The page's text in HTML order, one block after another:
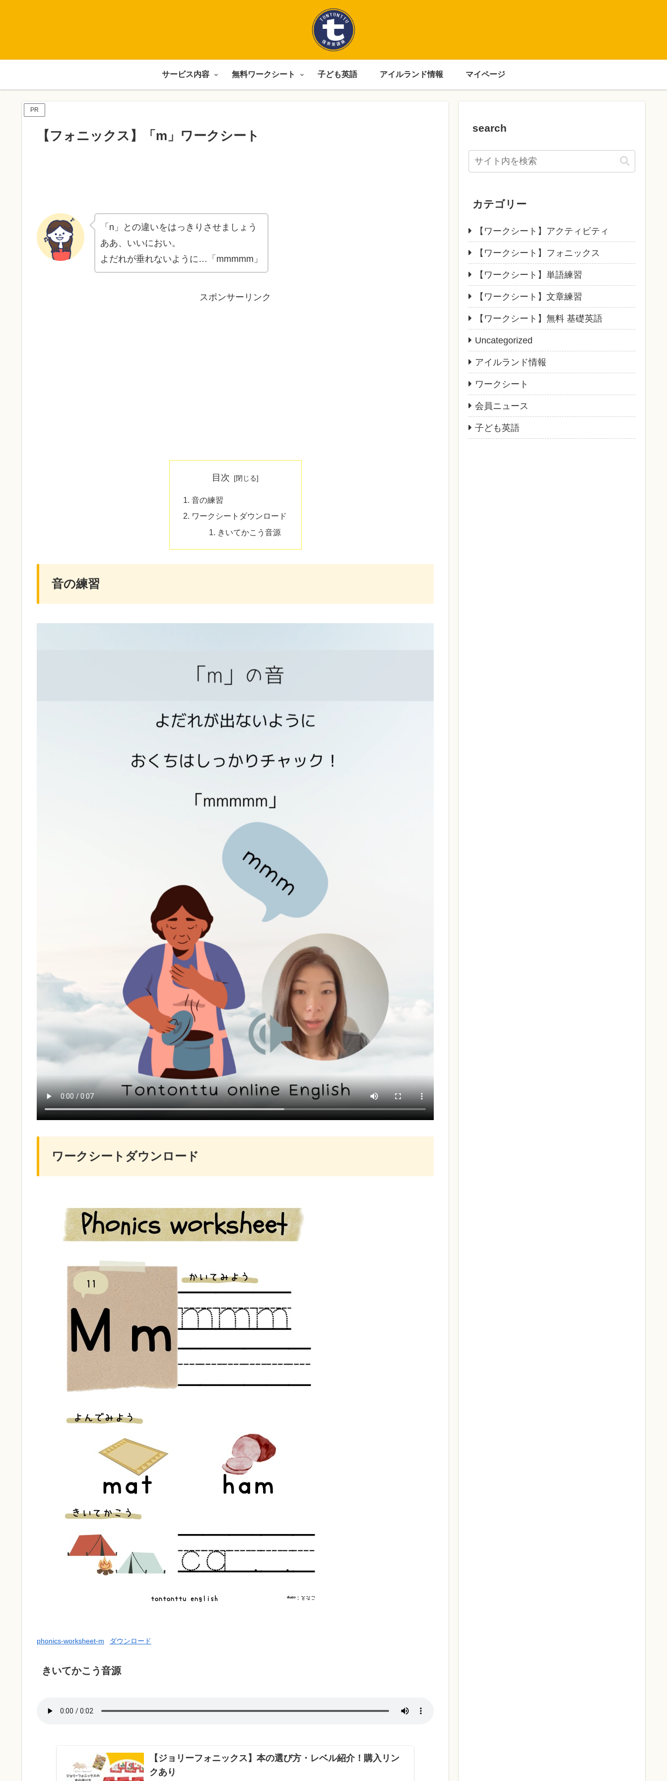
サービス内容 無料ワークシート 子ども英語 アイルランド情報 マイページ
PR
【フォニックス】「m」ワークシート
「n」との違いをはっきりさせましょう
ああ、いいにおい。
よだれが垂れないように…「mmmmm」
スポンサーリンク
目次
音の練習
ワークシートダウンロード
きいてかこう音源
音の練習
ワークシートダウンロード
phonics-worksheet-m ダウンロード
きいてかこう音源
【ジョリーフォニックス】本の選び方・レベル紹介！購入リン
クあり
search
カテゴリー
【ワークシート】アクティビティ
【ワークシート】フォニックス
【ワークシート】単語練習
【ワークシート】文章練習
【ワークシート】無料 基礎英語
Uncategorized
アイルランド情報
ワークシート
会員ニュース
子ども英語